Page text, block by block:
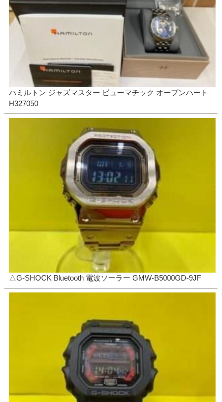
ハミルトン ジャズマスター ビューマチック オープンハート
H327050
△G-SHOCK Bluetooth 電波ソーラー GMW-B5000GD-9JF